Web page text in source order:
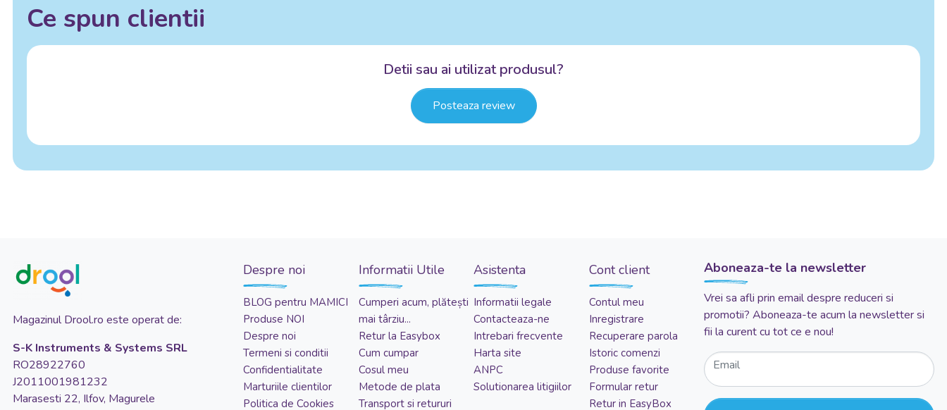
Ce spun clientii
Detii sau ai utilizat produsul?
Posteaza review
Magazinul Drool.ro este operat de:
S-K Instruments & Systems SRL
RO28922760
J2011001981232
Marasesti 22, Ilfov, Magurele
Despre noi
BLOG pentru MAMICI
Produse NOI
Despre noi
Termeni si conditii
Confidentialitate
Marturiile clientilor
Politica de Cookies
Informatii Utile
Cumperi acum, plătești
mai târziu...
Retur la Easybox
Cum cumpar
Cosul meu
Metode de plata
Transport si retururi
Asistenta
Informatii legale
Contacteaza-ne
Intrebari frecvente
Harta site
ANPC
Solutionarea litigiilor
Cont client
Contul meu
Inregistrare
Recuperare parola
Istoric comenzi
Produse favorite
Formular retur
Retur in EasyBox
Aboneaza-te la newsletter
Vrei sa afli prin email despre reduceri si
promotii? Aboneaza-te acum la newsletter si
fii la curent cu tot ce e nou!
Email